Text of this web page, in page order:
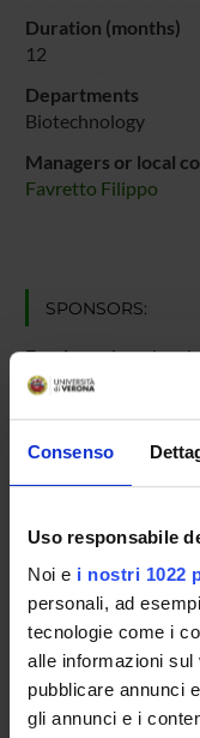
Consenso
Uso responsabile
Noi e i nostri 1022
personali, ad
tecnologie come i
alle informazioni
pubblicare annunci
gli annunci e i
Duration (months)
12
Departments
Biotechnology
Managers or local
Favretto Filippo
SPONSORS:
Funds:assigned and
PROJECT
Temporary Assistant
RESEARCH AREAS
Biochimica e
Macromolecular